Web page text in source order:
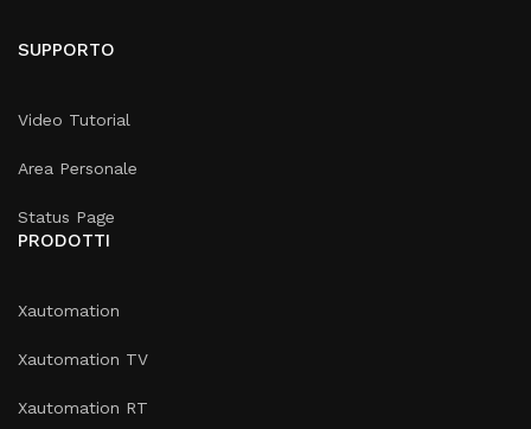
SUPPORTO
Video Tutorial
Area Personale
Status Page
PRODOTTI
Xautomation
Xautomation TV
Xautomation RT